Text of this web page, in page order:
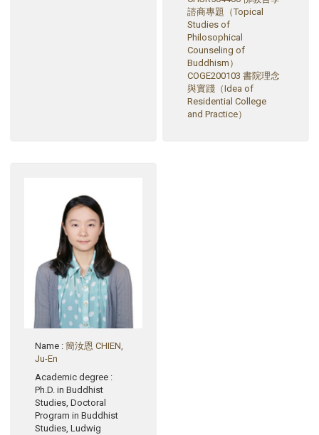
諮商專題（Topical
Studies of
Philosophical
Counseling of
Buddhism）
COGE200103 書院理念
與實踐（Idea of
Residential College
and Practice）
Name :簡汝恩 CHIEN,
Ju-En
Academic degree :
Ph.D. in Buddhist
Studies, Doctoral
Program in Buddhist
Studies, Ludwig